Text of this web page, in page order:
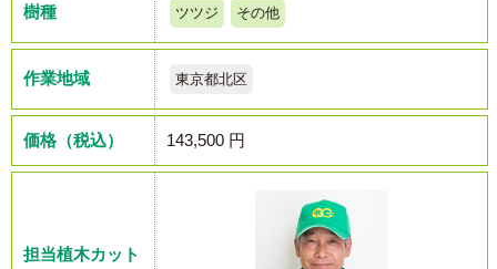
樹種 ツツジ その他
作業地域 東京都北区
価格（税込） 143,500 円
担当植木カット